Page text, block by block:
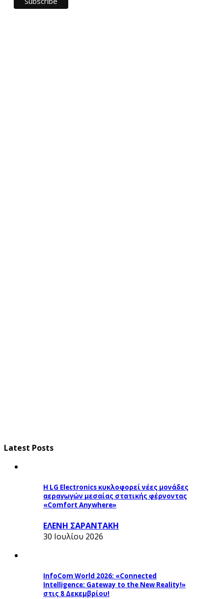
Latest Posts
Η LG Electronics κυκλοφορεί νέες μονάδες
αεραγωγών μεσαίας στατικής φέρνοντας
«Comfort Anywhere»
ΕΛΕΝΗ ΣΑΡΑΝΤΑΚΗ
30 Ιουλίου 2026
InfoCom World 2026: «Connected
Intelligence: Gateway to the New Reality!»
στις 8 Δεκεμβρίου!